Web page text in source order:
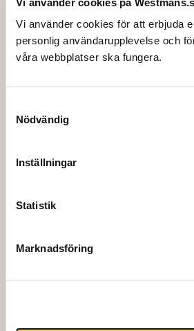
Vi använder cookies för att erbjuda
personlig användarupplevelse och
våra webbplatser ska fungera.
Nödvändig
Inställningar
Statistik
Marknadsföring